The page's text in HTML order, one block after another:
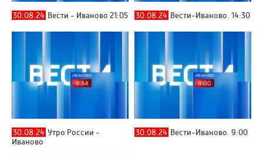
30.08.24 Вести - Иваново 21:05 30.08.24 Вести-Иваново. 14:30
30.08.24 Утро России -
Иваново
30.08.24 Вести-Иваново. 9:00